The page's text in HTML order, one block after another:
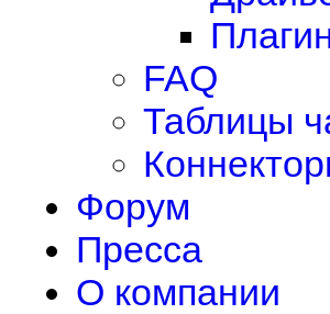
FAQ
Таблицы
Форум
Пресса
О компании